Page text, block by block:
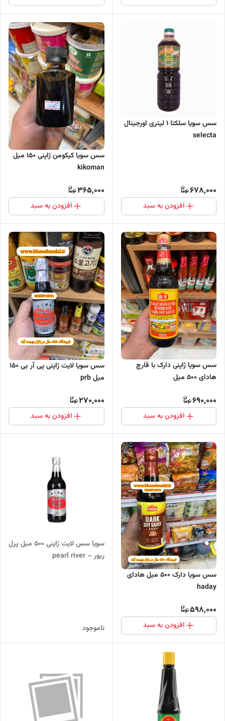
سس سویا سلکتا ۱ لیتری اورجینال
selecta
678,000
افزودن به سبد
سس سویا کیکومن ژاپنی 150 میل
kikoman
365,000
افزودن به سبد
سس سویا ژاپنی دارک با قارچ
هادای 500 میل
690,000
افزودن به سبد
سس سویا لایت ژاپنی پی آر بی 150
میل prb
270,000
افزودن به سبد
سس سویا دارک 500 میل هادای
haday
598,000
افزودن به سبد
سویا سس لایت ژاپنی 500 میل پرل
ریور – pearl river
ناموجود